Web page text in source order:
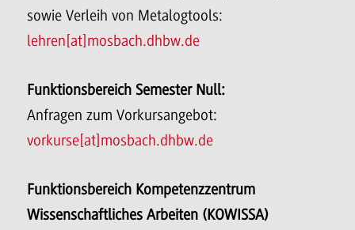
sowie Verleih von Metalogtools:
lehren[at]mosbach.dhbw.de
Funktionsbereich Semester Null:
Anfragen zum Vorkursangebot:
vorkurse[at]mosbach.dhbw.de
Funktionsbereich Kompetenzzentrum
Wissenschaftliches Arbeiten (KOWISSA)